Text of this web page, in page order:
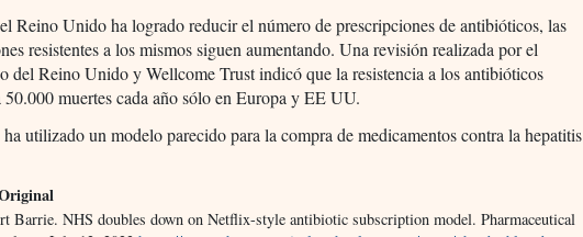
Reino Unido ha logrado reducir el número de prescripciones de antibióticos, las
resistentes a los mismos siguen aumentando. Una revisión realizada por el
del Reino Unido y Wellcome Trust indicó que la resistencia a los antibióticos
50.000 muertes cada año sólo en Europa y EE UU.
utilizado un modelo parecido para la compra de medicamentos contra la hepatitis
Barrie. NHS doubles down on Netflix-style antibiotic subscription model. Pharmaceutical